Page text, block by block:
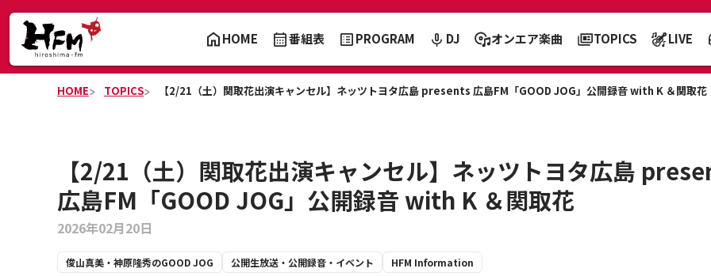
HOME 番組表 PROGRAM DJ オンエア楽曲 TOPICS LIVE
HOME TOPICS 【2/21（土）関取花出演キャンセル】ネッツトヨタ広島 presents 広島FM「GOOD JOG」公開録音 with K ＆関取花
【2/21（土）関取花出演キャンセル】ネッツトヨタ広島
広島FM「GOOD JOG」公開録音 with K ＆関取花
2026年02月20日
俊山真美・神原隆秀のGOOD JOG 公開生放送・公開録音・イベント HFM Information